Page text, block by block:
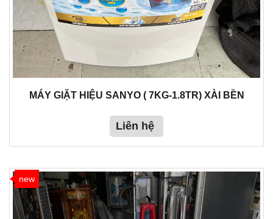
MÁY GIẶT HIỆU SANYO ( 7KG-1.8TR) XÀI BỀN
Liên hệ
new